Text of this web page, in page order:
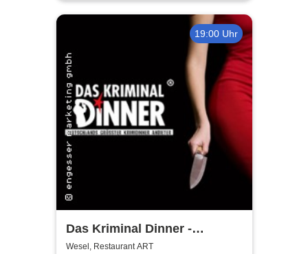
19:00 Uhr
Das Kriminal Dinner -
Hauptkommissar Schröder
Wesel, Restaurant ART